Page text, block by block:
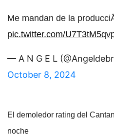
Me mandan de la
pic.twitter.com/
— A N G E L
October 8, 2024
El demoledor rating del
noche